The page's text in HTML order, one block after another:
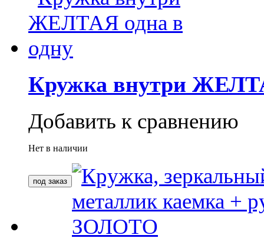
Кружка внутри
Добавить к сравнению
Нет в наличии